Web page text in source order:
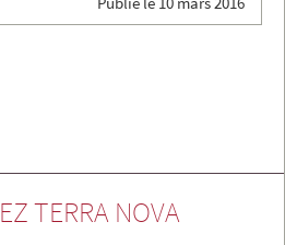
TERRA NOVA